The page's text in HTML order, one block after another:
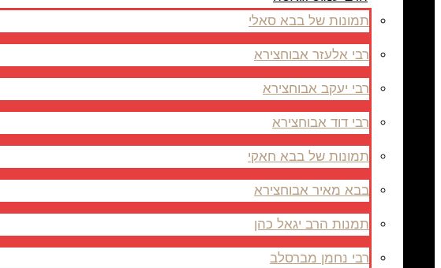
תמונות של בבא סאלי
רבי אלעזר אבוחצירא
רבי יעקב אבוחצירא
רבי דוד אבוחצירא
תמונות של בבא חאקי
בבא מאיר אבוחצירא
תמנות הרב יגאל כהן
רבי נחמן מברסלב